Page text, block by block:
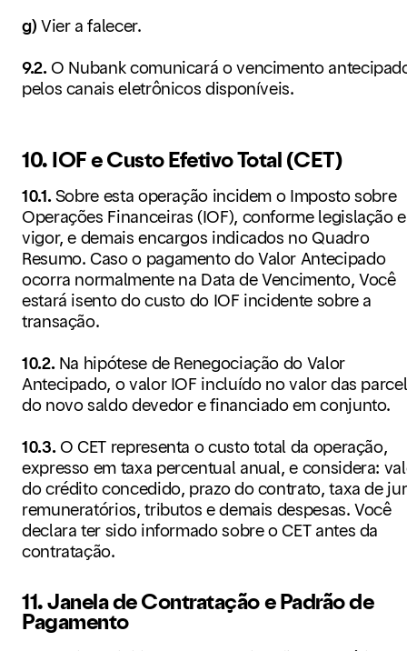
g) Vier a falecer.
9.2.O Nubank comunicará o vencimento
pelos canais eletrônicos disponíveis.
10. IOF e Custo Efetivo Total (CET)
10.1. Sobre esta operação incidem o Imposto sobre
Operações Financeiras (IOF), conforme legislação
vigor, e demais encargos indicados no Quadro
Resumo. Caso o pagamento do Valor Antecipado
ocorra normalmente na Data de Vencimento, Você
estará isento do custo do IOF incidente sobre a
transação.
10.2. Na hipótese de Renegociação do Valor
Antecipado, o valor IOF incluído no valor das
do novo saldo devedor e financiado em conjunto.
10.3. O CET representa o custo total da operação,
expresso em taxa percentual anual, e considera:
do crédito concedido, prazo do contrato, taxa de
remuneratórios, tributos e demais despesas. Você
declara ter sido informado sobre o CET antes da
contratação.
11. Janela de Contratação e Padrão de
Pagamento